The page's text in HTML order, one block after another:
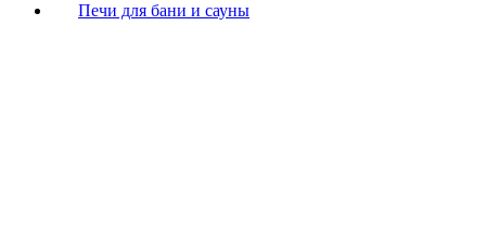
Печи для бани и сауны